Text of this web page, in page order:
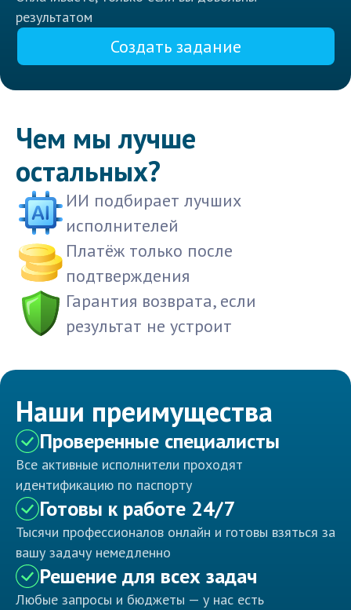
результатом
Создать задание
Чем мы лучше
остальных?
ИИ подбирает лучших
исполнителей
Платёж только после
подтверждения
Гарантия возврата, если
результат не устроит
Наши преимущества
Проверенные специалисты
Все активные исполнители проходят
идентификацию по паспорту
Готовы к работе 24/7
Тысячи профессионалов онлайн и готовы взяться за
вашу задачу немедленно
Решение для всех задач
Любые запросы и бюджеты — у нас есть